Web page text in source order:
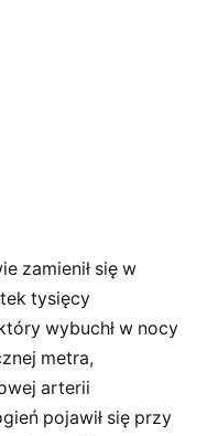
zamienił się w
tysięcy
wybuchł w nocy
metra,
arterii
pojawił się przy